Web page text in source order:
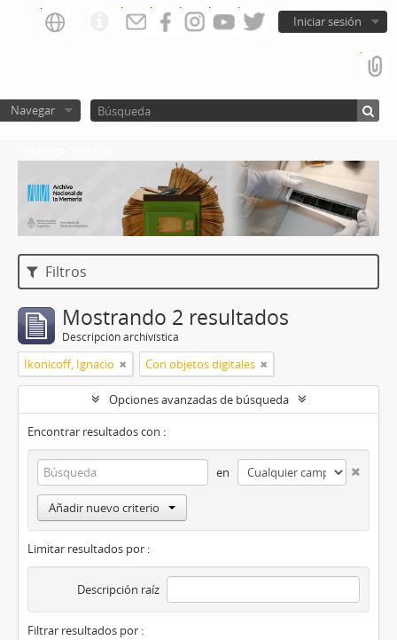
Iniciar sesión
Navegar
Filtros
Mostrando 2 resultados
Descripción archivística
Ikonicoff, Ignacio Con objetos digitales
Opciones avanzadas de búsqueda
Encontrar resultados con :
en
Añadir nuevo criterio
Limitar resultados por :
Descripción raíz
Filtrar resultados por :